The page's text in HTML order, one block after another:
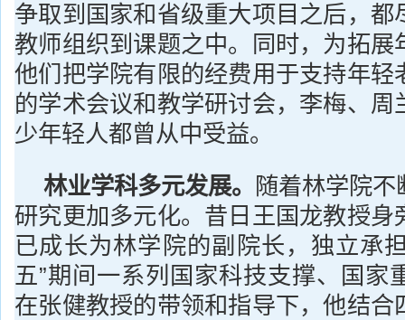
争取到国家和省级重大项目之后，都
教师组织到课题之中。同时，为拓展
他们把学院有限的经费用于支持年轻
的学术会议和教学研讨会，李梅、周
少年轻人都曾从中受益。
林业学科多元发展。 随着林学院
研究更加多元化。昔日王国龙教授身
已成长为林学院的副院长，独立承
五”期间一系列国家科技支撑、国家
在张健教授的带领和指导下，他结合